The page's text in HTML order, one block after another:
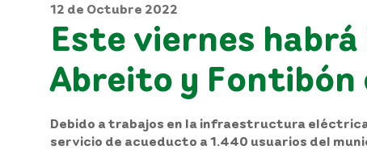
12 de Octubre 2022
Este viernes
Abreito y Fontibón
Debido a trabajos en la infraestructura
servicio de acueducto a 1.440 usuarios del